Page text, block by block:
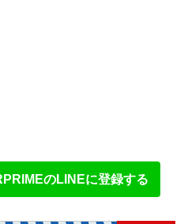
のLINEに登録する